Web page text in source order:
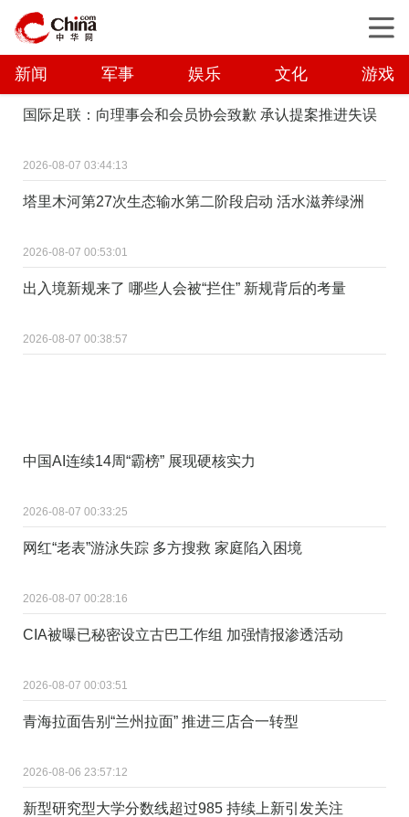
新闻 军事 娱乐 文化 游戏
国际足联：向理事会和会员协会致歉 承认提案推进失误
2026-08-07 03:44:13
塔里木河第27次生态输水第二阶段启动 活水滋养绿洲
2026-08-07 00:53:01
出入境新规来了 哪些人会被“拦住” 新规背后的考量
2026-08-07 00:38:57
中国AI连续14周“霸榜” 展现硬核实力
2026-08-07 00:33:25
网红“老表”游泳失踪 多方搜救 家庭陷入困境
2026-08-07 00:28:16
CIA被曝已秘密设立古巴工作组 加强情报渗透活动
2026-08-07 00:03:51
青海拉面告别“兰州拉面” 推进三店合一转型
2026-08-06 23:57:12
新型研究型大学分数线超过985 持续上新引发关注